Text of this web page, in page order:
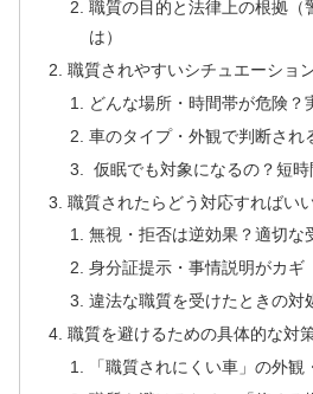
職質の目的と法律上の根拠（
は）
職質されやすいシチュエーショ
どんな場所・時間帯が危険？
車のタイプ・外観で判断され
仮眠でも対象になるの？短
職質されたらどう対応すればい
無視・拒否は逆効果？適切な
身分証提示・事情説明がカギ
違法な職質を受けたときの対
職質を避けるための具体的な対
「職質されにくい車」の外観